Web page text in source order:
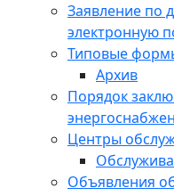
Заявление по
электронную
Типовые
Архив
Порядок
Центры
Объявления